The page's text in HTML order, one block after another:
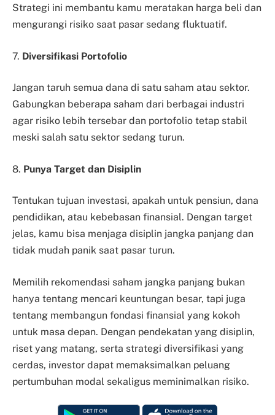
Strategi ini membantu kamu meratakan harga beli dan
mengurangi risiko saat pasar sedang fluktuatif.
7. Diversifikasi Portofolio
Jangan taruh semua dana di satu saham atau sektor.
Gabungkan beberapa saham dari berbagai industri
agar risiko lebih tersebar dan portofolio tetap stabil
meski salah satu sektor sedang turun.
8. Punya Target dan Disiplin
Tentukan tujuan investasi, apakah untuk pensiun, dana
pendidikan, atau kebebasan finansial. Dengan target
jelas, kamu bisa menjaga disiplin jangka panjang dan
tidak mudah panik saat pasar turun.
Memilih rekomendasi saham jangka panjang bukan
hanya tentang mencari keuntungan besar, tapi juga
tentang membangun fondasi finansial yang kokoh
untuk masa depan. Dengan pendekatan yang disiplin,
riset yang matang, serta strategi diversifikasi yang
cerdas, investor dapat memaksimalkan peluang
pertumbuhan modal sekaligus meminimalkan risiko.